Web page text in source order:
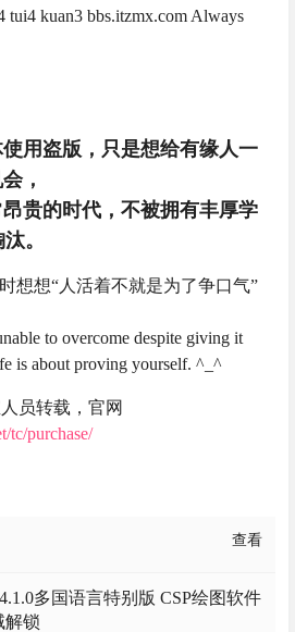
tui4 kuan3 bbs.itzmx.com Always
用盗版，只是想给有缘人一
，
贵的时代，不被拥有丰厚学
。
想想“人活着不就是为了争口气”
to overcome despite giving it
is about proving yourself. ^_^
员转载，官网
tc/purchase/
查看
多国语言特别版 CSP绘图软件
解锁